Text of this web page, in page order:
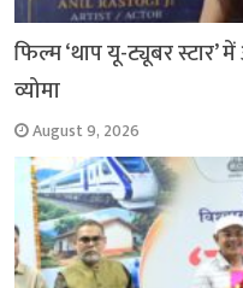
फिल्म ‘थाप यू-ट्यूबर
व्योमा
August 9, 2026